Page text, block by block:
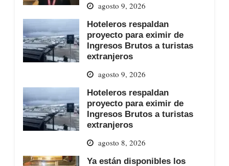
agosto 9, 2026
Hoteleros respaldan
proyecto para eximir de
Ingresos Brutos a turistas
extranjeros
agosto 9, 2026
Hoteleros respaldan
proyecto para eximir de
Ingresos Brutos a turistas
extranjeros
agosto 8, 2026
Ya están disponibles los